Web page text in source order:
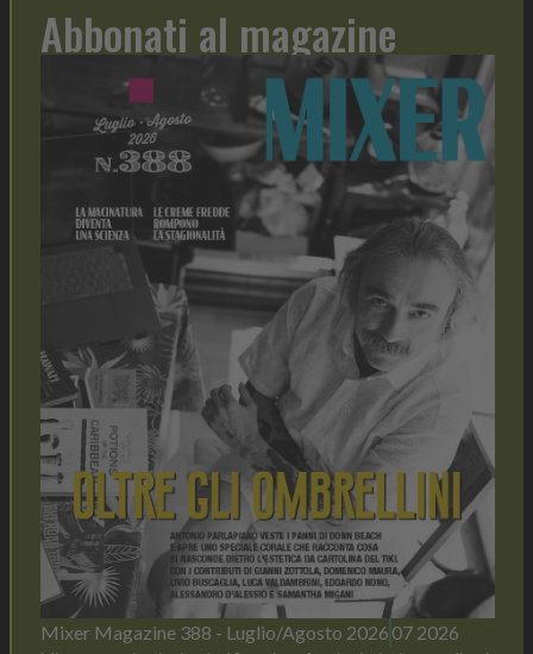
Abbonati al magazine
Mixer Magazine 388 - Luglio/Agosto 2026 07 2026